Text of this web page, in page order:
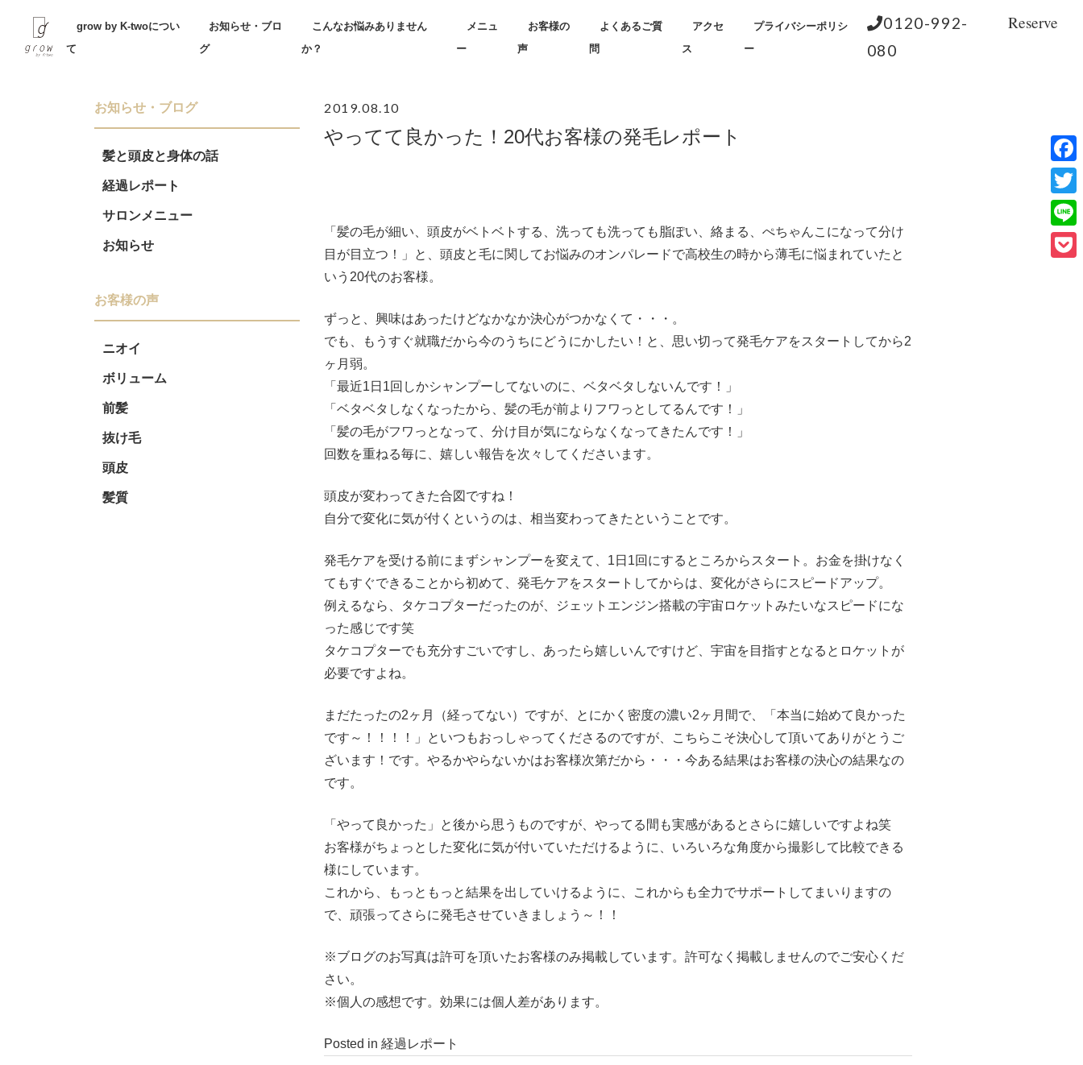
content
0120-992-
080
Reserve
grow by K-twoについ
て
お知らせ・ブロ
グ
こんなお悩みありません
か？
メニュ
ー
お客様の
声
よくあるご質
問
アクセ
ス
プライバシーポリシ
ー
2019.08.10
やってて良かった！20代お客様の発毛レポート
「髪の毛が細い、頭皮がベトベトする、洗っても洗っても脂ぽい、絡まる、ぺちゃんこになって分け
目が目立つ！」と、頭皮と毛に関してお悩みのオンパレードで高校生の時から薄毛に悩まれていたと
いう20代のお客様。
ずっと、興味はあったけどなかなか決心がつかなくて・・・。
でも、もうすぐ就職だから今のうちにどうにかしたい！と、思い切って発毛ケアをスタートしてから2
ヶ月弱。
「最近1日1回しかシャンプーしてないのに、ベタベタしないんです！」
「ベタベタしなくなったから、髪の毛が前よりフワっとしてるんです！」
「髪の毛がフワっとなって、分け目が気にならなくなってきたんです！」
回数を重ねる毎に、嬉しい報告を次々してくださいます。
頭皮が変わってきた合図ですね！
自分で変化に気が付くというのは、相当変わってきたということです。
発毛ケアを受ける前にまずシャンプーを変えて、1日1回にするところからスタート。お金を掛けなく
てもすぐできることから初めて、発毛ケアをスタートしてからは、変化がさらにスピードアップ。
例えるなら、タケコプターだったのが、ジェットエンジン搭載の宇宙ロケットみたいなスピードにな
った感じです笑
タケコプターでも充分すごいですし、あったら嬉しいんですけど、宇宙を目指すとなるとロケットが
必要ですよね。
まだたったの2ヶ月（経ってない）ですが、とにかく密度の濃い2ヶ月間で、「本当に始めて良かった
です～！！！！」といつもおっしゃってくださるのですが、こちらこそ決心して頂いてありがとうご
ざいます！です。やるかやらないかはお客様次第だから・・・今ある結果はお客様の決心の結果なの
です。
「やって良かった」と後から思うものですが、やってる間も実感があるとさらに嬉しいですよね笑
お客様がちょっとした変化に気が付いていただけるように、いろいろな角度から撮影して比較できる
様にしています。
これから、もっともっと結果を出していけるように、これからも全力でサポートしてまいりますの
で、頑張ってさらに発毛させていきましょう～！！
※ブログのお写真は許可を頂いたお客様のみ掲載しています。許可なく掲載しませんのでご安心くだ
さい。
※個人の感想です。効果には個人差があります。
Posted in 経過レポート
お知らせ・ブログ
髪と頭皮と身体の話
経過レポート
サロンメニュー
お知らせ
お客様の声
ニオイ
ボリューム
前髪
抜け毛
頭皮
髪質
Line